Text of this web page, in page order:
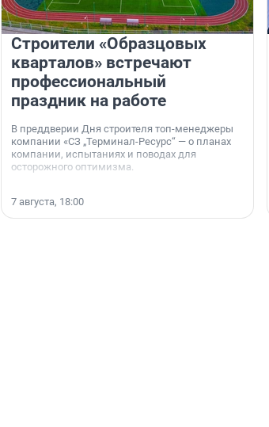
Строители «Образцовых
кварталов» встречают
профессиональный
праздник на работе
В преддверии Дня строителя топ-менеджеры
компании «СЗ „Терминал-Ресурс“ — о планах
компании, испытаниях и поводах для
осторожного оптимизма.
7 августа, 18:00